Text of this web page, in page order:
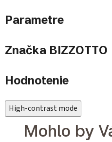
Parametre
Značka BIZZOTTO
Hodnotenie
High-contrast mode
Mohlo by